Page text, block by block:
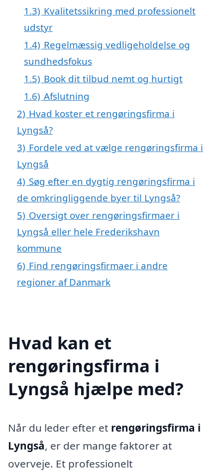
1.3) Kvalitetssikring med professionelt
udstyr
1.4) Regelmæssig vedligeholdelse og
sundhedsfokus
1.5) Book dit tilbud nemt og hurtigt
1.6) Afslutning
2) Hvad koster et rengøringsfirma i
Lyngså?
3) Fordele ved at vælge rengøringsfirma i
Lyngså
4) Søg efter en dygtig rengøringsfirma i
de omkringliggende byer til Lyngså?
5) Oversigt over rengøringsfirmaer i
Lyngså eller hele Frederikshavn
kommune
6) Find rengøringsfirmaer i andre
regioner af Danmark
Hvad kan et
rengøringsfirma i
Lyngså hjælpe med?
Når du leder efter et rengøringsfirma i
Lyngså, er der mange faktorer at
overveje. Et professionelt